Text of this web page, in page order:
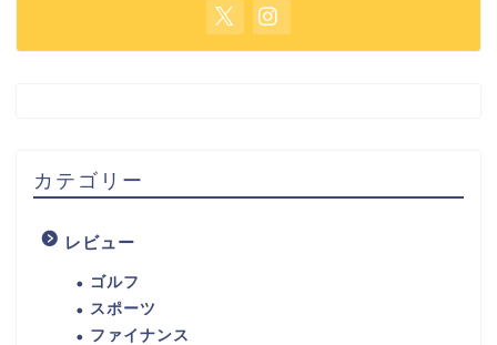
カテゴリー
レビュー
ゴルフ
スポーツ
ファイナンス